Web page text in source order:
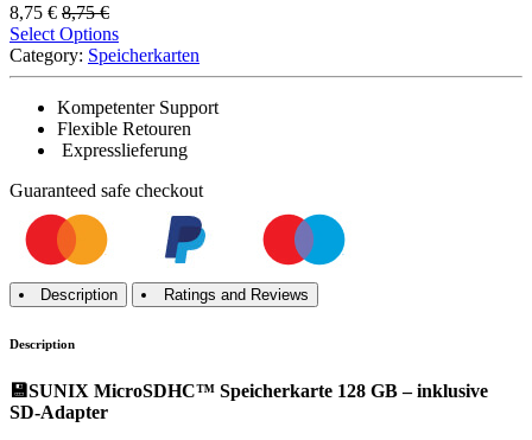
8,75 € 8,75€
Select Options
Category: Speicherkarten
Kompetenter Support
Flexible Retouren
Expresslieferung
Guaranteed safe checkout
Description Ratings and Reviews
Description
💾SUNIX MicroSDHC™ Speicherkarte 128 GB – inklusive
SD-Adapter